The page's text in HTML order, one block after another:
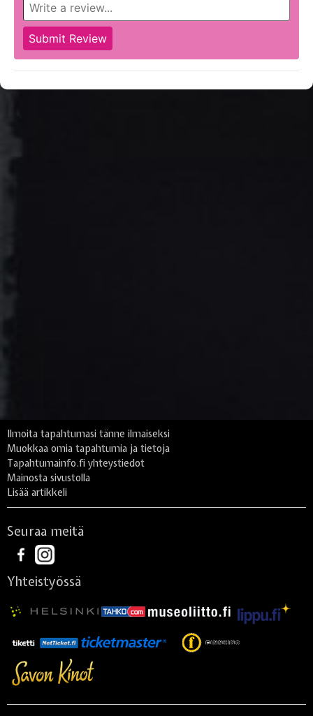
Ilmoita tapahtumasi tänne ilmaiseksi
Muokkaa omia tapahtumia ja tietoja
Tapahtumainfo.fi yhteystiedot
Mainosta sivustolla
Lisää artikkeli
Seuraa meitä
Yhteistyössä